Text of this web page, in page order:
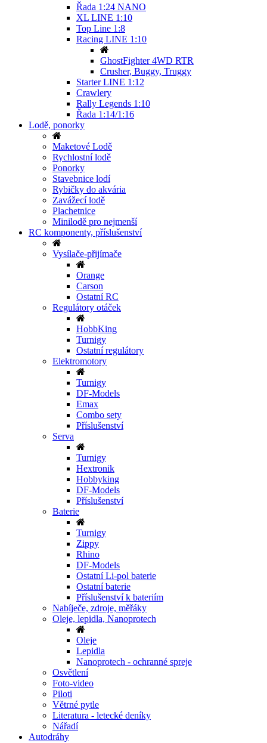
Řada 1:24 NANO
XL LINE 1:10
Top Line 1:8
Racing LINE 1:10
GhostFighter 4WD RTR
Crusher, Buggy, Truggy
Starter LINE 1:12
Crawlery
Rally Legends 1:10
Řada 1:14/1:16
Lodě, ponorky
Maketové Lodě
Rychlostní lodě
Ponorky
Stavebnice lodí
Rybičky do akvária
Zavážecí lodě
Plachetnice
Minilodě pro nejmenší
RC komponenty, příslušenství
Vysílače-přijímače
Orange
Carson
Ostatní RC
Regulátory otáček
HobbKing
Turnigy
Ostatní regulátory
Elektromotory
Turnigy
DF-Models
Emax
Combo sety
Příslušenství
Serva
Turnigy
Hextronik
Hobbyking
DF-Models
Příslušenství
Baterie
Turnigy
Zippy
Rhino
DF-Models
Ostatní Li-pol baterie
Ostatní baterie
Příslušenství k bateriím
Nabíječe, zdroje, měřáky
Oleje, lepidla, Nanoprotech
Oleje
Lepidla
Nanoprotech - ochranné spreje
Osvětlení
Foto-video
Piloti
Větrné pytle
Literatura - letecké deníky
Nářadí
Autodráhy